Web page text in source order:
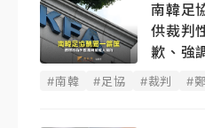
南韓足
供裁判
歉、強
#南韓 #足協 #裁判 #